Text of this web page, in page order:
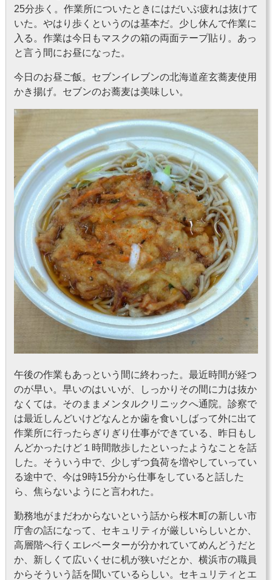
25分歩く。作業所についたときにはだいぶ疲れは抜けて
いた。やはり歩くというのは基本だ。少し休んで作業に
入る。作業は今日もマスクの箱の両面テープ貼り。あっ
と言う間にお昼になった。
今日のお昼ご飯。セブンイレブンの北海道産玄蕎麦使用
かき揚げ。セブンのお蕎麦は美味しい。
午後の作業もあっという間に終わった。最近時間が経つ
のが早い。早いのはいいが、しっかりその間に力は抜か
なくては。そのままメンタルクリニックへ通院。診察で
は最近しんどいけどなんとか歯を食いしばって外に出て
作業所に行ったらぎりぎり仕事ができている、昨日もし
んどかったけど１時間散歩したといったようなことを話
した。そういう中で、少しずつ負荷を増やしていってい
る途中で、今は9時15分から仕事をしていると話した
ら、焦らないようにと言われた。
勤務地がまだわからないという話から桜木町の新しい市
庁舎の話になって、セキュリティが厳しいらしいとか、
高層階へ行くエレベーターが分かれていてめんどうだと
か、新しくて広いくせに机が狭いだとか、横浜市の職員
からそういう話を聞いているらしい。セキュリティとエ